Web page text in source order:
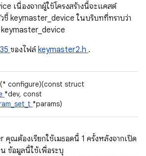
เนื่องจากผู้ใช้โครงสร้างนี้จะแคสต์
ชี้ keymaster_device ในบริบทที่ทราบว่า
keymaster_device
35 ของไฟล์keymaster2.h .
(* configure)(const struct
*dev, const
*params)
คุณต้องเรียกใช้เมธอดนี้ 1 ครั้งหลังจากเปิด
ข้อมูลนี้ใช้เพื่อระบุ